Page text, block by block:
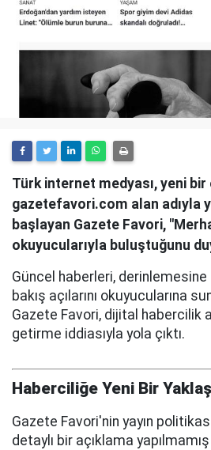
Türk internet medyası, yeni bir
gazetefavori.com alan adıyla
başlayan Gazete Favori,
okuyucularıyla buluştuğunu
Güncel haberleri, derinlemesine
bakış açılarını okuyucularına
Gazete Favori, dijital habercilik
getirme iddiasıyla yola çıktı.
Haberciliğe Yeni Bir
Gazete Favori'nin yayın
detaylı bir açıklama